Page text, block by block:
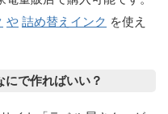
や 詰め替えインク を使え
にで作ればいい？